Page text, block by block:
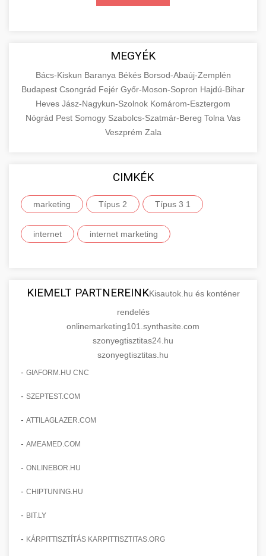
MEGYÉK
Bács-Kiskun Baranya Békés Borsod-Abaúj-Zemplén
Budapest Csongrád Fejér Győr-Moson-Sopron Hajdú-Bihar
Heves Jász-Nagykun-Szolnok Komárom-Esztergom
Nógrád Pest Somogy Szabolcs-Szatmár-Bereg Tolna Vas
Veszprém Zala
CIMKÉK
marketing Típus 2 Típus 3 1
internet internet marketing
KIEMELT PARTNEREINKKisautok.hu és konténer
rendelés
onlinemarketing101.synthasite.com
szonyegtisztitas24.hu
szonyegtisztitas.hu
- GIAFORM.HU CNC
- SZEPTEST.COM
- ATTILAGLAZER.COM
- AMEAMED.COM
- ONLINEBOR.HU
- CHIPTUNING.HU
- BIT.LY
- KÁRPITTISZTÍTÁS KARPITTISZTITAS.ORG